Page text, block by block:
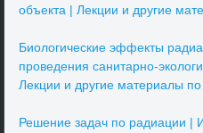
объекта | Лекции и другие
Биологические эффекты
проведения санитарно-
Лекции и другие материалы по
Решение задач по радиации |